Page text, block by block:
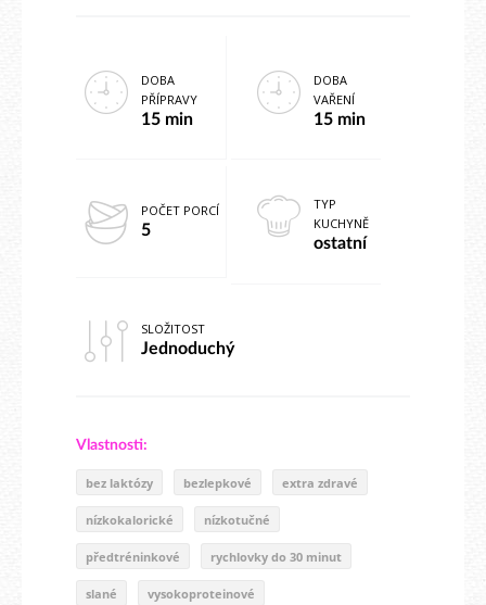
DOBA
PŘÍPRAVY
15 min
DOBA
VAŘENÍ
15 min
POČET PORCÍ
5
TYP
KUCHYNĚ
ostatní
SLOŽITOST
Jednoduchý
Vlastnosti:
bez laktózy bezlepkové extra zdravé
nízkokalorické nízkotučné
předtréninkové rychlovky do 30 minut
slané vysokoproteinové